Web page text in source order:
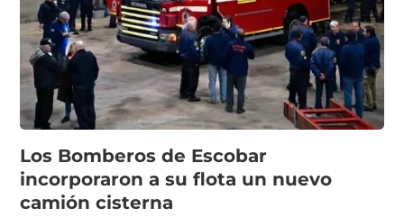
Los Bomberos de Escobar
incorporaron a su flota un nuevo
camión cisterna